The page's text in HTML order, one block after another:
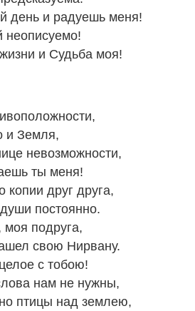
день и радуешь меня!
неописуемо!
и Судьба моя!
и Земля,
невозможности,
ты меня!
друг друга,
постоянно.
подруга,
свою Нирвану.
с тобою!
нам не нужны,
птицы над землею,